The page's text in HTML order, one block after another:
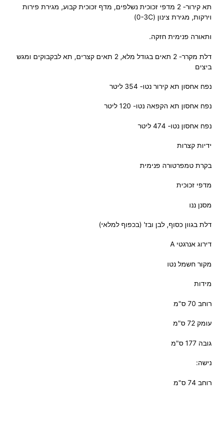
תא קירור- 2 מדפי זכוכית נשלפים, מדף זכוכית קבוע, מגירת פירות
וירקות, מגירת צינון (0-3C)
ותאורה פנימית חזקה.
דלת מקרר- 2 תאים בגודל מלא, 2 תאים קצרים, תא לבקבוקים ומגש
ביצים
נפח אחסון תא קירור נטו- 354 ליטר
נפח אחסון תא הקפאה נטו- 120 ליטר
נפח אחסון נטו- 474 ליטר
ידיות קצרות
בקרת טמפרטורה פנימית
מדפי זכוכית
מסנן ננו
דלת בגוון כסוף, לבן ובז' (בכפוף למלאי)
דירוג אנרגטי A
מקור חשמל נטו
מידות
רוחב 70 ס"מ
עומק 72 ס"מ
גובה 177 ס"מ
נישה:
רוחב 74 ס"מ